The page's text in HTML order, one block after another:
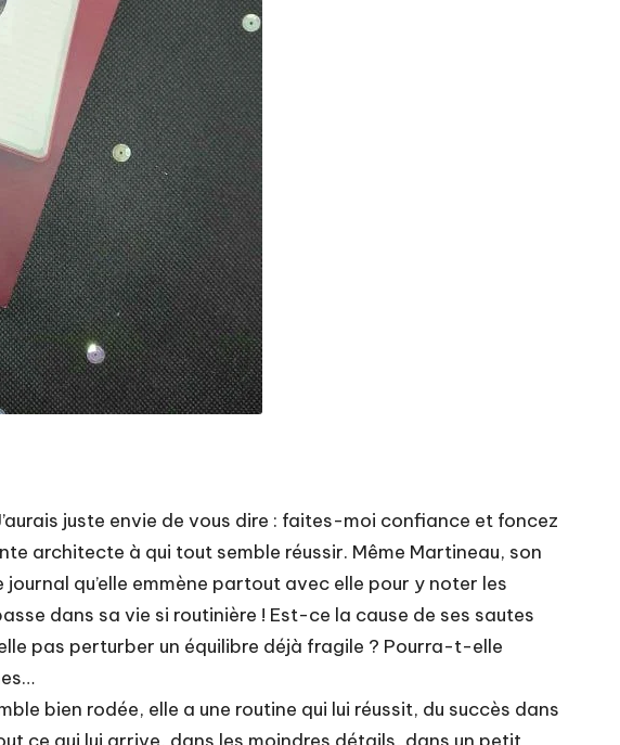
juste envie de vous dire : faites-moi confiance et foncez
architecte à qui tout semble réussir. Même Martineau, son
qu’elle emmène partout avec elle pour y noter les
dans sa vie si routinière ! Est-ce la cause de ses sautes
pas perturber un équilibre déjà fragile ? Pourra-t-elle
bien rodée, elle a une routine qui lui réussit, du succès dans